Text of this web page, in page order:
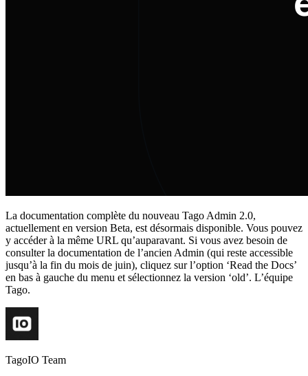
La documentation complète du nouveau Tago Admin 2.0,
actuellement en version Beta, est désormais disponible. Vous pouvez
y accéder à la même URL qu’auparavant. Si vous avez besoin de
consulter la documentation de l’ancien Admin (qui reste accessible
jusqu’à la fin du mois de juin), cliquez sur l’option ‘Read the Docs’
en bas à gauche du menu et sélectionnez la version ‘old’. L’équipe
Tago.
TagoIO Team